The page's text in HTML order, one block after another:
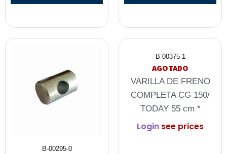
B-00295-0
B-00375-1
AGOTADO
VARILLA DE FRENO
COMPLETA CG 150/
TODAY 55 cm *
Login see prices